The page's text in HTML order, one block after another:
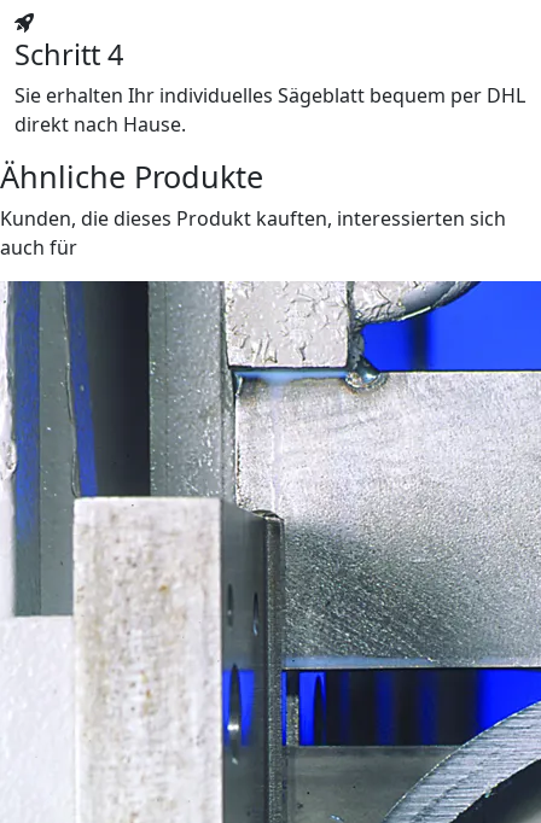
Schritt 4
Sie erhalten Ihr individuelles Sägeblatt bequem per DHL
direkt nach Hause.
Ähnliche Produkte
Kunden, die dieses Produkt kauften, interessierten sich
auch für